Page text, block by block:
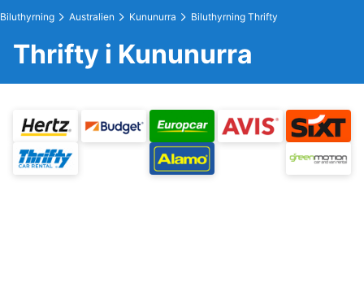
Biluthyrning Australien Kununurra Biluthyrning Thrifty
Thrifty i Kununurra